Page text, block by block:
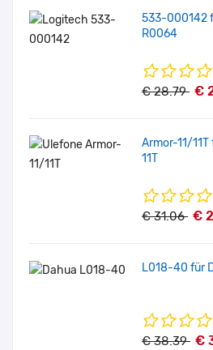
533-000142
R0064
€ 28.79 €
Armor-11/11T
11T
€ 31.06 €
L018-40 für
€ 38.39 €